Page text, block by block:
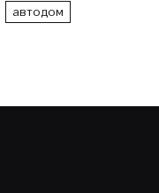
автодом